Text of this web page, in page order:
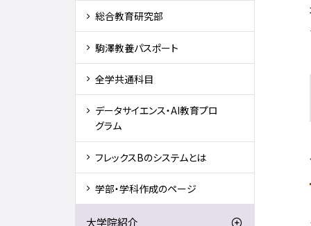
総合教育研究部
駒澤教養パスポート
全学共通科目
データサイエンス・AI教育プロ
グラム
フレックスBのシステムとは
学部・学科作成のページ
大学院紹介